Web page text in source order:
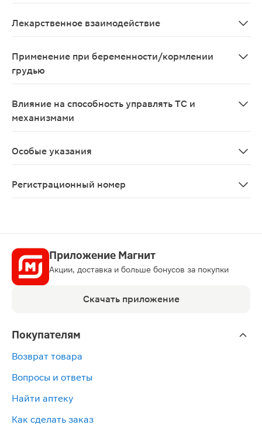
Лекарственное взаимодействие
Применение при беременности/кормлении
грудью
Влияние на способность управлять ТС и
механизмами
Особые указания
Регистрационный номер
Приложение Магнит
Акции, доставка и больше бонусов за покупки
Скачать приложение
Покупателям
Возврат товара
Вопросы и ответы
Найти аптеку
Как сделать заказ